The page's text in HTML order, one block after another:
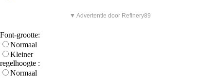
▼ Advertentie door Refinery89
Font-grootte:
Normaal
Kleiner
regelhoogte :
Normaal